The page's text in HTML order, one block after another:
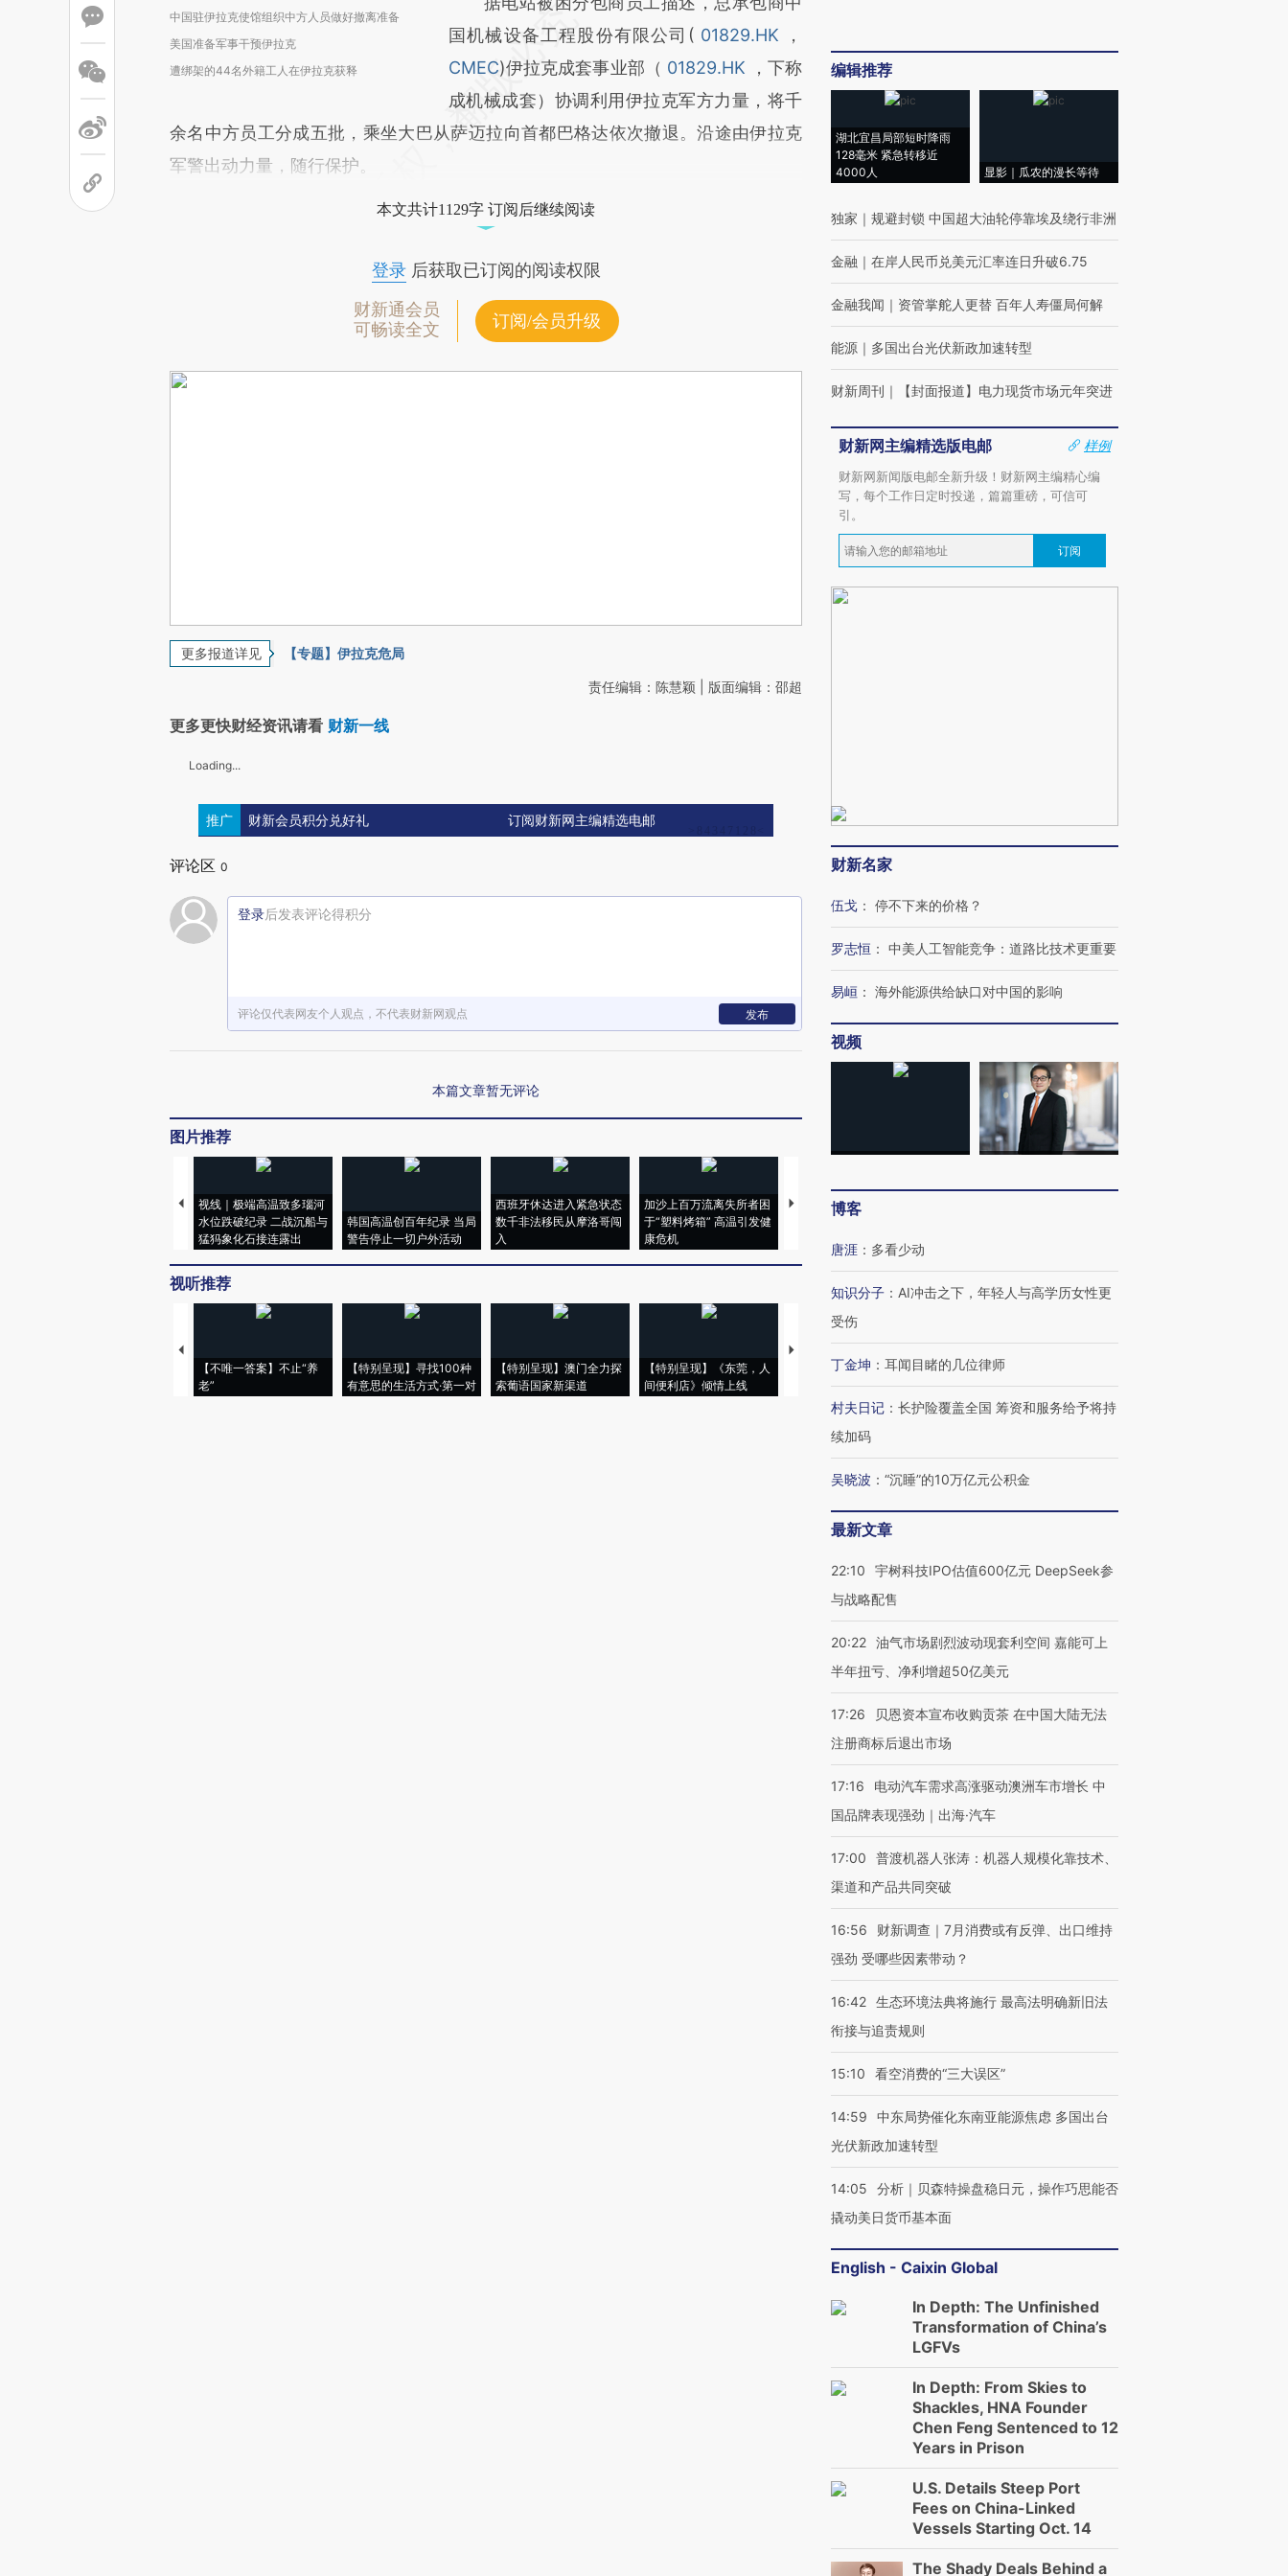
中国驻伊拉克使馆组织中方人员做好撤离准备
美国准备军事干预伊拉克
遭绑架的44名外籍工人在伊拉克获释
国机械设备工程股份有限公司( 01829.HK
，
CMEC)伊拉克成套事业部（ 01829.HK
，下称
成机械成套）协调利用伊拉克军方力量，将千
余名中方员工分成五批，乘坐大巴从萨迈拉向首都巴格达依次撤退。沿途由伊拉克
军警出动力量，随行保护。
本文共计1129字 订阅后继续阅读
登录后获取已订阅的阅读权限
财新通会员
可畅读全文
订阅/会员升级
更多报道详见 【专题】伊拉克危局
责任编辑：陈慧颖 | 版面编辑：邵超
更多更快财经资讯请看 财新一线
Loading...
推广 财新会员积分兑好礼 订阅财新网主编精选电邮
评论区 0
登录后发表评论得积分
评论仅代表网友个人观点，不代表财新网观点 发布
本篇文章暂无评论
图片推荐
视线｜极端高温致多瑙河
水位跌破纪录 二战沉船与
猛犸象化石接连露出
韩国高温创百年纪录 当局
警告停止一切户外活动
西班牙休达进入紧急状态
数千非法移民从摩洛哥闯
入
加沙上百万流离失所者困
于“塑料烤箱” 高温引发健
康危机
视线｜HYROX的吸金
视听推荐
【不唯一答案】不止“养
老”
【特别呈现】寻找100种
有意思的生活方式·第一对
【特别呈现】澳门全力探
索葡语国家新渠道
【特别呈现】《东莞，人
间便利店》倾情上线
【推广】走进第四届链博
会，让数智科技“链”接产
【特别呈现】寻找100种
有意思的生活方式·第三对
住三大增长引擎是什么？
编辑推荐
湖北宜昌局部短时降雨
128毫米 紧急转移近
4000人
显影｜瓜农的漫长等待
独家 ｜ 规避封锁 中国超大油轮停靠埃及绕行非洲
金融 ｜ 在岸人民币兑美元汇率连日升破6.75
金融我闻 ｜ 资管掌舵人更替 百年人寿僵局何解
能源 ｜ 多国出台光伏新政加速转型
财新周刊 ｜ 【封面报道】电力现货市场元年突进
财新网主编精选版电邮
样例
财新网新闻版电邮全新升级！财新网主编精心编
写，每个工作日定时投递，篇篇重磅，可信可
引。
订阅
财新名家
伍戈 ： 停不下来的价格？
罗志恒 ： 中美人工智能竞争：道路比技术更重要
易峘 ： 海外能源供给缺口对中国的影响
视频
博客
唐涯 ： 多看少动
知识分子 ： AI冲击之下，年轻人与高学历女性更
受伤
丁金坤 ： 耳闻目睹的几位律师
村夫日记 ： 长护险覆盖全国 筹资和服务给予将持
续加码
吴晓波 ： “沉睡”的10万亿元公积金
最新文章
22:10
宇树科技IPO估值600亿元 DeepSeek参
与战略配售
20:22 油气市场剧烈波动现套利空间 嘉能可上
半年扭亏、净利增超50亿美元
17:26
贝恩资本宣布收购贡茶 在中国大陆无法
注册商标后退出市场
17:16
电动汽车需求高涨驱动澳洲车市增长 中
国品牌表现强劲｜出海·汽车
17:00
普渡机器人张涛：机器人规模化靠技术、
渠道和产品共同突破
16:56
财新调查｜7月消费或有反弹、出口维持
强劲 受哪些因素带动？
16:42 生态环境法典将施行 最高法明确新旧法
衔接与追责规则
15:10 看空消费的“三大误区”
14:59
中东局势催化东南亚能源焦虑 多国出台
光伏新政加速转型
14:05
分析｜贝森特操盘稳日元，操作巧思能否
撬动美日货币基本面
English - Caixin Global
In Depth: The Unfinished
Transformation of China’s
LGFVs
In Depth: From Skies to
Shackles, HNA Founder
Chen Feng Sentenced to 12
Years in Prison
U.S. Details Steep Port
Fees on China-Linked
Vessels Starting Oct. 14
The Shady Deals Behind a